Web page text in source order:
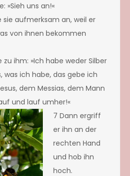
»Sieh uns an!«
sie aufmerksam an, weil er
von ihnen bekommen
ihm: »Ich habe weder Silber
was ich habe, das gebe ich
dem Messias, dem Mann
und lauf umher!«
7 Dann ergriff
er ihn an der
rechten Hand
und hob ihn
hoch.